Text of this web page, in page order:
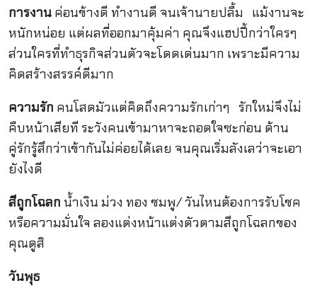
การงาน ค่อนข้างดี ทำงานดี จนเจ้านายปลื้ม แม้งานจะ
หนักหน่อย แต่ผลที่ออกมาคุ้มค่า คุณจึงแฮปปี้กว่าใครๆ
ส่วนใครที่ทำธุรกิจส่วนตัวจะโดดเด่นมาก เพราะมีความ
คิดสร้างสรรค์ดีมาก
ความรัก คนโสดมัวแต่คิดถึงความรักเก่าๆ รักใหม่จึงไม่
คืบหน้าเสียที ระวังคนเข้ามาหาจะถอดใจซะก่อน ด้าน
คู่รักรู้สึกว่าเข้ากันไม่ค่อยได้เลย จนคุณเริ่มลังเลว่าจะเอา
ยังไงดี
สีถูกโฉลก น้ำเงิน ม่วง ทอง ชมพู/ วันไหนต้องการรับโชค
หรือความมั่นใจ ลองแต่งหน้าแต่งตัวตามสีถูกโฉลกของ
คุณดูสิ
วันพุธ